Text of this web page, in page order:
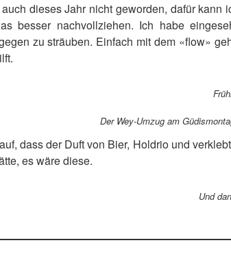
dieses Jahr nicht geworden, dafür kann
besser nachvollziehen. Ich habe
zu sträuben. Einfach mit dem «flow»
Der Wey-Umzug am
dass der Duft von Bier, Holdrio und
es wäre diese.
Und